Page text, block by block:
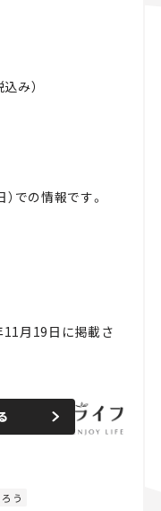
み）
での情報です。
月19日に掲載さ
う